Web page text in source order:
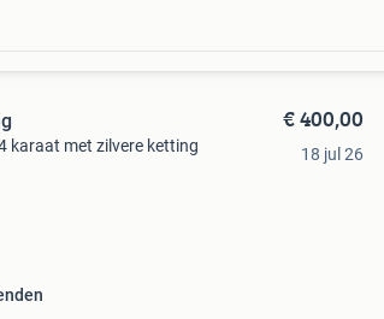
karaat met zilvere ketting
€ 400,00
18 jul 26